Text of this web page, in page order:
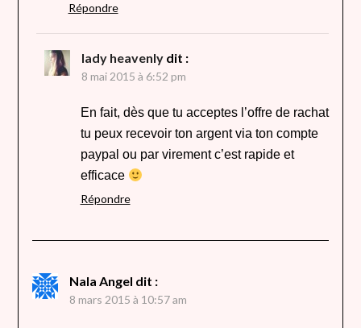
Répondre
lady heavenly dit :
8 mai 2015 à 6:52 pm
En fait, dès que tu acceptes l’offre de rachat
tu peux recevoir ton argent via ton compte
paypal ou par virement c’est rapide et
efficace
Répondre
Nala Angel dit :
8 mars 2015 à 10:57 am